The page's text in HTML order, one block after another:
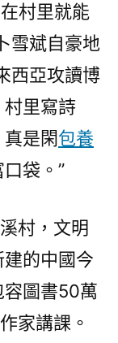
村里就能
雪斌自豪地
西亞攻讀博
里寫詩
是閑包養
袋。”
村，文明
的中國今
容圖書50萬
家講課。